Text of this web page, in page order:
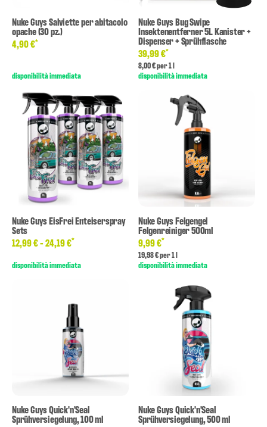
Nuke Guys Salviette per abitacolo
opache (30 pz.)
4,90 €*
disponibilità immediata
Nuke Guys Bug Swipe
Insektenentferner 5L Kanister +
Dispenser + Sprühflasche
39,99 €*
8,00 € per 1 l
disponibilità immediata
Nuke Guys EisFrei Enteiserspray
Sets
12,99 € -24,19 €*
disponibilità immediata
Nuke Guys Felgengel
Felgenreiniger 500ml
9,99 €*
19,98 € per 1 l
disponibilità immediata
Nuke Guys Quick'n'Seal
Sprühversiegelung, 100 ml
Nuke Guys Quick'n'Seal
Sprühversiegelung, 500 ml